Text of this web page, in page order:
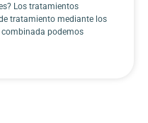
Los tratamientos
tratamiento mediante los
podemos